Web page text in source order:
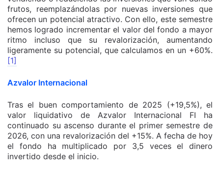
frutos, reemplazándolas por nuevas inversiones que
ofrecen un potencial atractivo. Con ello, este semestre
hemos logrado incrementar el valor del fondo a mayor
ritmo incluso que su revalorización, aumentando
ligeramente su potencial, que calculamos en un +60%.
[1]
Azvalor Internacional
Tras el buen comportamiento de 2025 (+19,5%), el
valor liquidativo de Azvalor Internacional FI ha
continuado su ascenso durante el primer semestre de
2026, con una revalorización del +15%. A fecha de hoy
el fondo ha multiplicado por 3,5 veces el dinero
invertido desde el inicio.